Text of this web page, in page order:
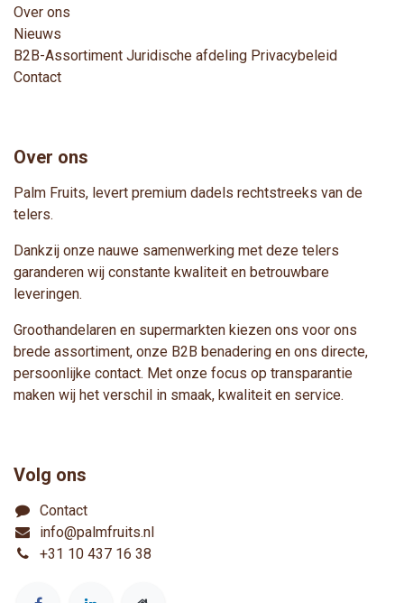
Over ons
Nieuws
B2B-Assortiment Juridische afdeling Privacybeleid
Contact
Over ons
Palm Fruits, levert premium dadels rechtstreeks van de
telers.
Dankzij onze nauwe samenwerking met deze telers
garanderen wij constante kwaliteit en betrouwbare
leveringen.
Groothandelaren en supermarkten kiezen ons voor ons
brede assortiment, onze B2B benadering en ons directe,
persoonlijke contact. Met onze focus op transparantie
maken wij het verschil in smaak, kwaliteit en service.
Volg ons
Contact
info@palmfruits.nl
+31 10 437 16 38